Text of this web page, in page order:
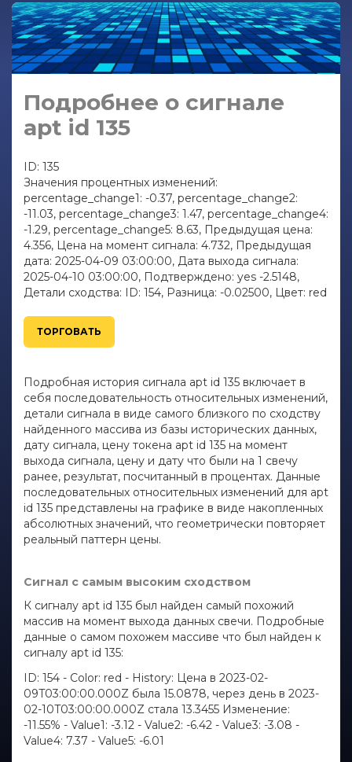
Подробнее о сигнале
apt id 135
ID: 135
Значения процентных изменений:
percentage_change1: -0.37, percentage_change2:
-11.03, percentage_change3: 1.47, percentage_change4:
-1.29, percentage_change5: 8.63, Предыдущая цена:
4.356, Цена на момент сигнала: 4.732, Предыдущая
дата: 2025-04-09 03:00:00, Дата выхода сигнала:
2025-04-10 03:00:00, Подтверждено: yes -2.5148,
Детали сходства: ID: 154, Разница: -0.02500, Цвет: red
ТОРГОВАТЬ
Подробная история сигнала apt id 135 включает в
себя последовательность относительных изменений,
детали сигнала в виде самого близкого по сходству
найденного массива из базы исторических данных,
дату сигнала, цену токена apt id 135 на момент
выхода сигнала, цену и дату что были на 1 свечу
ранее, результат, посчитанный в процентах. Данные
последовательных относительных изменений для apt
id 135 представлены на графике в виде накопленных
абсолютных значений, что геометрически повторяет
реальный паттерн цены.
Сигнал с самым высоким сходством
К сигналу apt id 135 был найден самый похожий
массив на момент выхода данных свечи. Подробные
данные о самом похожем массиве что был найден к
сигналу apt id 135:
ID: 154 - Color: red - History: Цена в 2023-02-
09T03:00:00.000Z была 15.0878, через день в 2023-
02-10T03:00:00.000Z стала 13.3455 Изменение:
-11.55% - Value1: -3.12 - Value2: -6.42 - Value3: -3.08 -
Value4: 7.37 - Value5: -6.01